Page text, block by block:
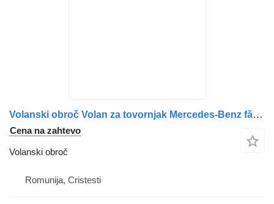
Volanski obroč Volan za tovornjak Mercedes-Benz fără airbag 9604602203 / 9604602803 / A9604602203 / A9604602803
Cena na zahtevo
Volanski obroč
Romunija, Cristesti